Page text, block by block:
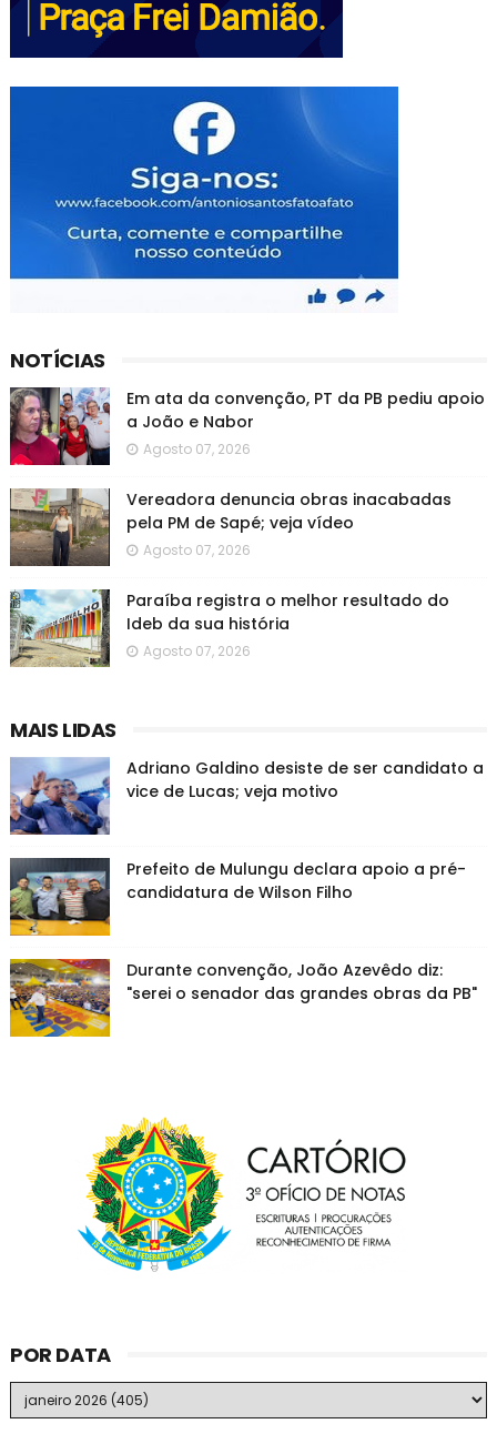
NOTÍCIAS
Em ata da convenção, PT da PB pediu apoio
a João e Nabor
Agosto 07, 2026
Vereadora denuncia obras inacabadas
pela PM de Sapé; veja vídeo
Agosto 07, 2026
Paraíba registra o melhor resultado do
Ideb da sua história
Agosto 07, 2026
MAIS LIDAS
Adriano Galdino desiste de ser candidato a
vice de Lucas; veja motivo
Prefeito de Mulungu declara apoio a pré-
candidatura de Wilson Filho
Durante convenção, João Azevêdo diz:
"serei o senador das grandes obras da PB"
POR DATA